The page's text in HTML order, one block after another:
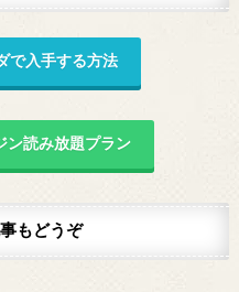
で入手する方法
ン読み放題プラン
もどうぞ